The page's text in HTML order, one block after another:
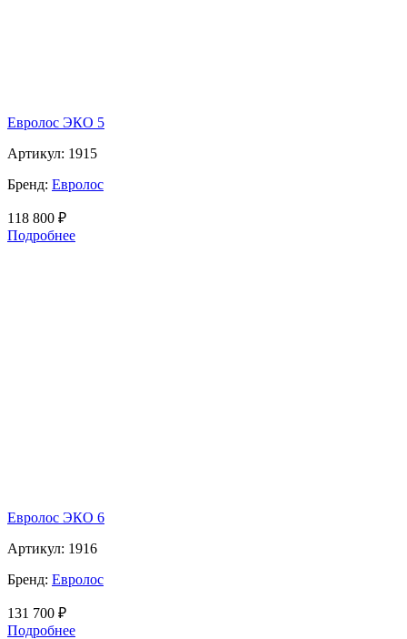
Евролос ЭКО 5
Артикул: 1915
Бренд: Евролос
118 800 ₽
Подробнее
Евролос ЭКО 6
Артикул: 1916
Бренд: Евролос
131 700 ₽
Подробнее